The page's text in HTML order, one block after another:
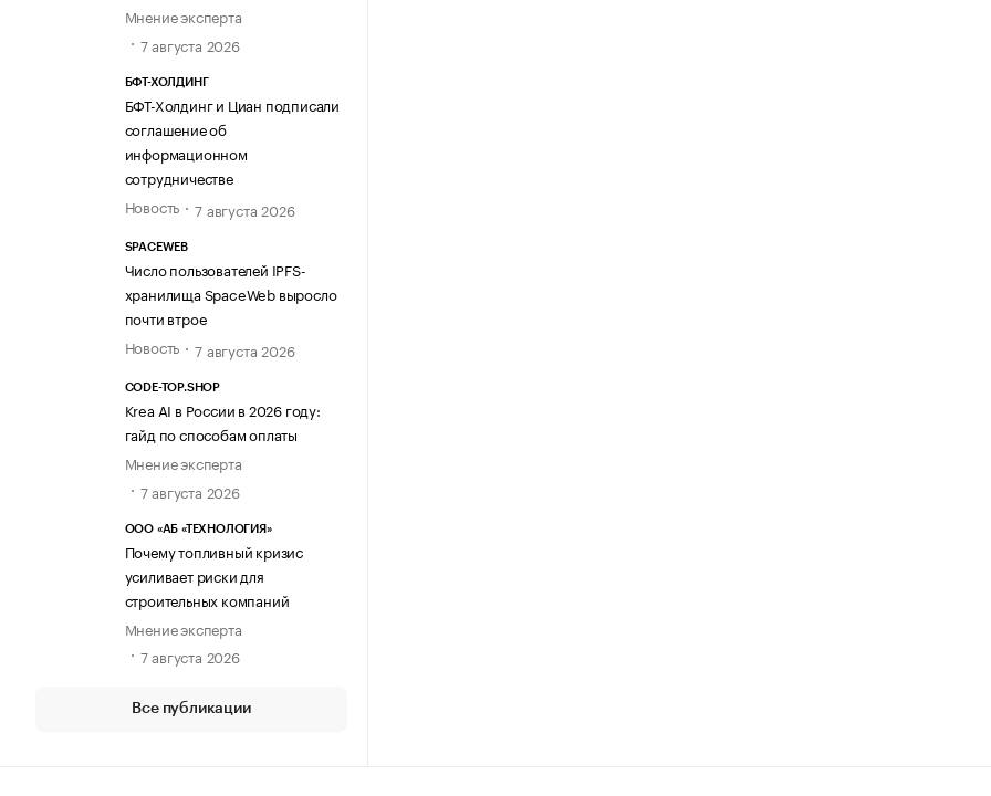
Мнение эксперта
7 августа 2026
БФТ-ХОЛДИНГ
БФТ-Холдинг и Циан подписали
соглашение об
информационном
сотрудничестве
Новость
7 августа 2026
SPACEWEB
Число пользователей IPFS-
хранилища SpaceWeb выросло
почти втрое
Новость
7 августа 2026
CODE-TOP.SHOP
Krea AI в России в 2026 году:
гайд по способам оплаты
Мнение эксперта
7 августа 2026
ООО «АБ «ТЕХНОЛОГИЯ»
Почему топливный кризис
усиливает риски для
строительных компаний
Мнение эксперта
7 августа 2026
Все публикации